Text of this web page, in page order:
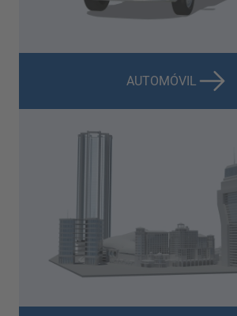
AUTOMÓVIL